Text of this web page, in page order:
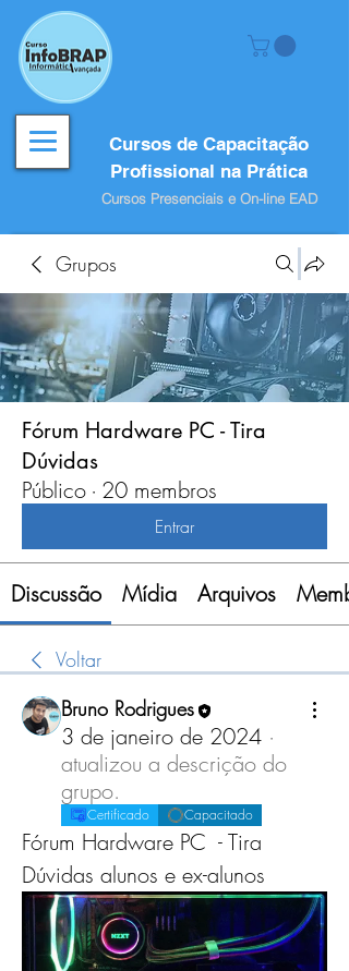
Cursos de Capacitação
Profissional na Prática
Cursos Presenciais e On-line EAD
Grupos
Fórum Hardware PC - Tira
Dúvidas
Público · 20 membros
Entrar
Discussão Mídia Arquivos
Voltar
Bruno Rodrigues
3 de janeiro de 2024 ·
atualizou a descrição do
grupo.
Certificado Capacitado
Fórum Hardware PC  - Tira
Dúvidas alunos e ex-alunos